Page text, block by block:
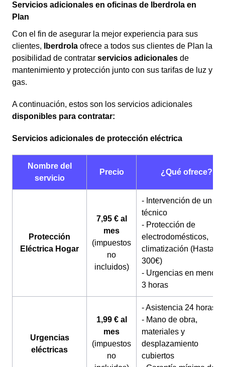
Servicios adicionales en oficinas de Iberdrola en
Plan
Con el fin de asegurar la mejor experiencia para sus
clientes,
Iberdrola ofrece a todos sus clientes de Plan la
posibilidad de contratar servicios adicionales de
mantenimiento y protección junto con sus tarifas de luz y
gas.
A continuación, estos son los servicios adicionales
disponibles para contratar:
Servicios adicionales de protección eléctrica
Nombre del
servicio
Precio ¿Qué ofrece?
Protección
Eléctrica Hogar
7,95 € al
mes
(impuestos
no
incluidos)
- Intervención de un
técnico
- Protección de
electrodomésticos,
climatización (Hasta
300€)
- Urgencias en menos
3 horas
Urgencias
eléctricas
1,99 € al
mes
(impuestos
no
- Asistencia 24 horas
- Mano de obra,
materiales y
desplazamiento
cubiertos